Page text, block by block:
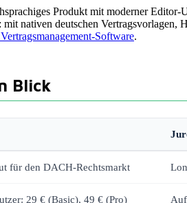
Produkt mit moderner
nativen deutschen
Software.
Blick
für den DACH-Rechtsmarkt
29 € (Basic), 49 € (Pro)